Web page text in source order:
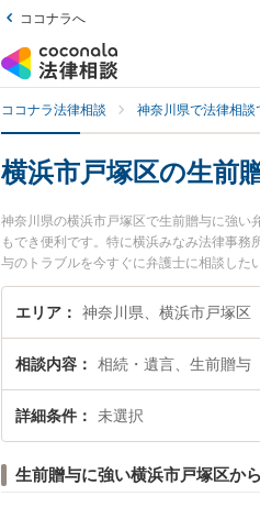
ココナラへ
ココナラ法律相談 神奈川県で法律相談
横浜市戸塚区の生前
神奈川県の横浜市戸塚区で生前贈与に強い
もでき便利です。特に横浜みなみ法律事
与のトラブルを今すぐに弁護士に相談した
弁護士に相談予約したい』などでお困りの
エリア 神奈川県、横浜市戸塚区
相談内容 相続・遺言、生前贈与
詳細条件 未選択
生前贈与に強い横浜市戸塚区か